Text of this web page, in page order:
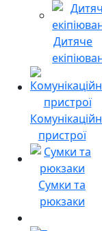
Дитяче
пристрої
Сумки та
рюкзаки